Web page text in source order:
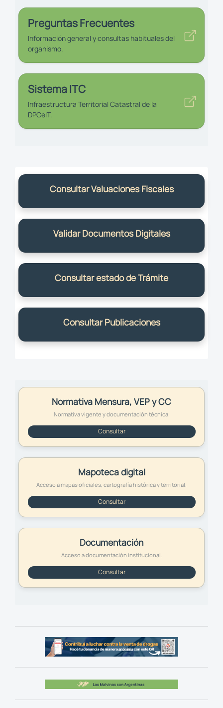
Preguntas Frecuentes
Información general y consultas habituales del
organismo.
Sistema ITC
Infraestructura Territorial Catastral de la
DPCeIT.
Consultar Valuaciones Fiscales
Validar Documentos Digitales
Consultar estado de Trámite
Consultar Publicaciones
Normativa Mensura, VEP y CC
Normativa vigente y documentación técnica.
Consultar
Mapoteca digital
Acceso a mapas oficiales, cartografía histórica y territorial.
Consultar
Documentación
Acceso a documentación institucional.
Consultar